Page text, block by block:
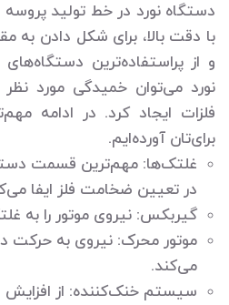
دستگاه نورد در خط تولید پروسه
با دقت بالا، برای شکل دادن به
و از پراستفاده‌ترین
نورد می‌توان خمیدگی مورد نظر
فلزات ایجاد کرد. در ادامه
برای‌تان آورده‌ایم.
غلتک‌ها: مهم‌ترین قسمت
در تعیین ضخامت فلز ایفا
گیربکس: نیروی موتور را به
موتور محرک: نیروی به حرکت
می‌کند.
سیستم خنک‌کننده: از